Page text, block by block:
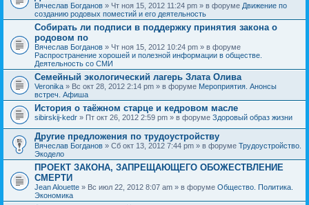
Вячеслав Богданов » Чт ноя 15, 2012 11:24 pm » в форуме Движение по
созданию родовых поместий и его деятельность
Собирать ли подписи в поддержку принятия закона о
родовом по
Вячеслав Богданов » Чт ноя 15, 2012 10:24 pm » в форуме
Распространение хорошей и полезной информации в обществе.
Деятельность со СМИ
Семейный экологический лагерь Злата Олива
Veronika » Вс окт 28, 2012 2:14 pm » в форуме Мероприятия. Анонсы
встреч. Афиша
История о таёжном старце и кедровом масле
sibirskij-kedr » Пт окт 26, 2012 2:59 pm » в форуме Здоровый образ жизни
Другие предложения по трудоустройству
Вячеслав Богданов » Сб окт 13, 2012 7:44 pm » в форуме Трудоустройство.
Экодело
ПРОЕКТ ЗАКОНА, ЗАПРЕЩАЮЩЕГО ОБОЖЕСТВЛЕНИЕ
СМЕРТИ
Jean Alouette » Вс июл 22, 2012 8:07 am » в форуме Общество. Политика.
Экономика